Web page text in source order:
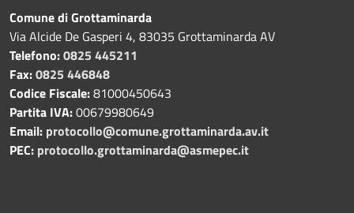
Comune di Grottaminarda
Via Alcide De Gasperi 4, 83035 Grottaminarda AV
Telefono:0825 445211
Fax:0825 446848
Codice Fiscale:81000450643
Partita IVA:00679980649
Email: protocollo@comune.grottaminarda.av.it
PEC: protocollo.grottaminarda@asmepec.it